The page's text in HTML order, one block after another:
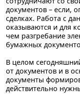
документов – если,
сделках. Работа с
оказываются и для
чем разгребание
бумажных
В целом
от документов и в
документы
действительно